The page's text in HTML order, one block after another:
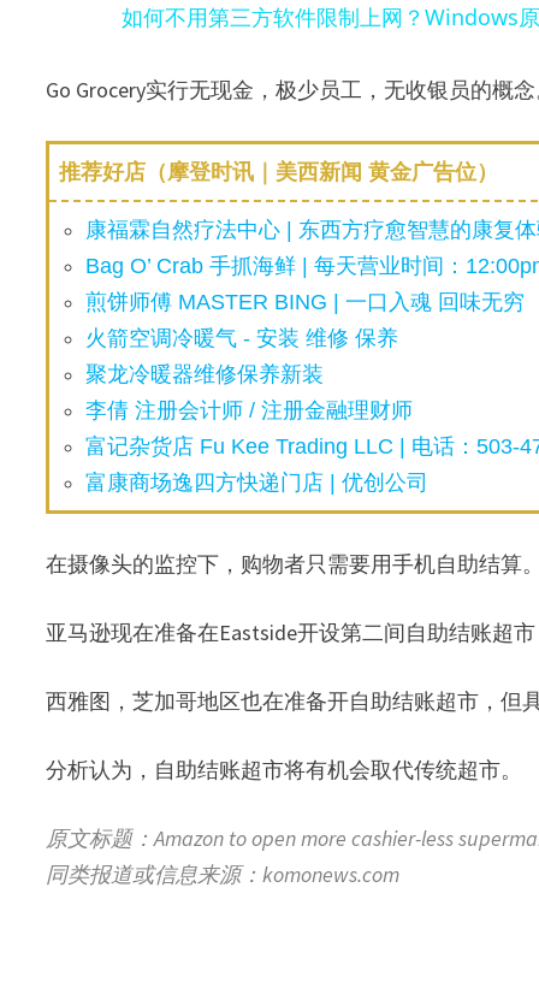
V
d
如何不用第三方软件限制上网？Windows
Go Grocery实行无现金，极少员工，无收银员的概
推荐好店（摩登时讯｜美西新闻 黄金广告位）
康福霖自然疗法中心 | 东西方疗愈智慧的康复
Bag O’ Crab 手抓海鲜 | 每天营业时间：
煎饼师傅 MASTER BING | 一口入魂 回味无穷
火箭空调冷暖气 - 安装 维修 保养
聚龙冷暖器维修保养新装
李倩 注册会计师 / 注册金融理财师
富记杂货店 Fu Kee Trading LLC | 电话：503-
富康商场逸四方快递门店 | 优创公司
在摄像头的监控下，购物者只需要用手机自助结算。
亚马逊现在准备在Eastside开设第二间自助结账超
西雅图，芝加哥地区也在准备开自助结账超市，但
分析认为，自助结账超市将有机会取代传统超市。
原文标题：Amazon to open more cashier-less
同类报道或信息来源：komonews.com